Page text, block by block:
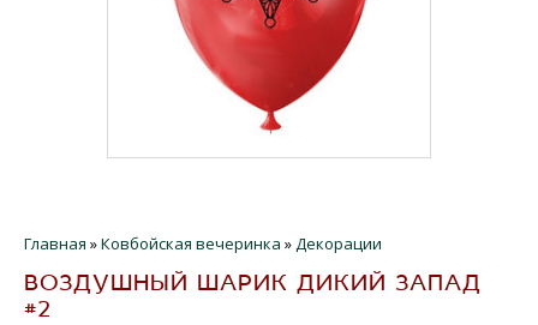
Главная »Ковбойская вечеринка »Декорации
ВОЗДУШНЫЙ ШАРИК ДИКИЙ ЗАПАД
#2